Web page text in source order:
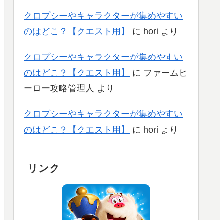
クロプシーやキャラクターが集めやすい
のはどこ？【クエスト用】
に hori より
クロプシーやキャラクターが集めやすい
のはどこ？【クエスト用】
に ファームヒ
ーロー攻略管理人 より
クロプシーやキャラクターが集めやすい
のはどこ？【クエスト用】
に hori より
リンク